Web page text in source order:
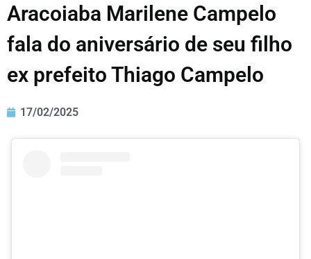
Aracoiaba Marilene Campelo
fala do aniversário de seu filho
ex prefeito Thiago Campelo
17/02/2025